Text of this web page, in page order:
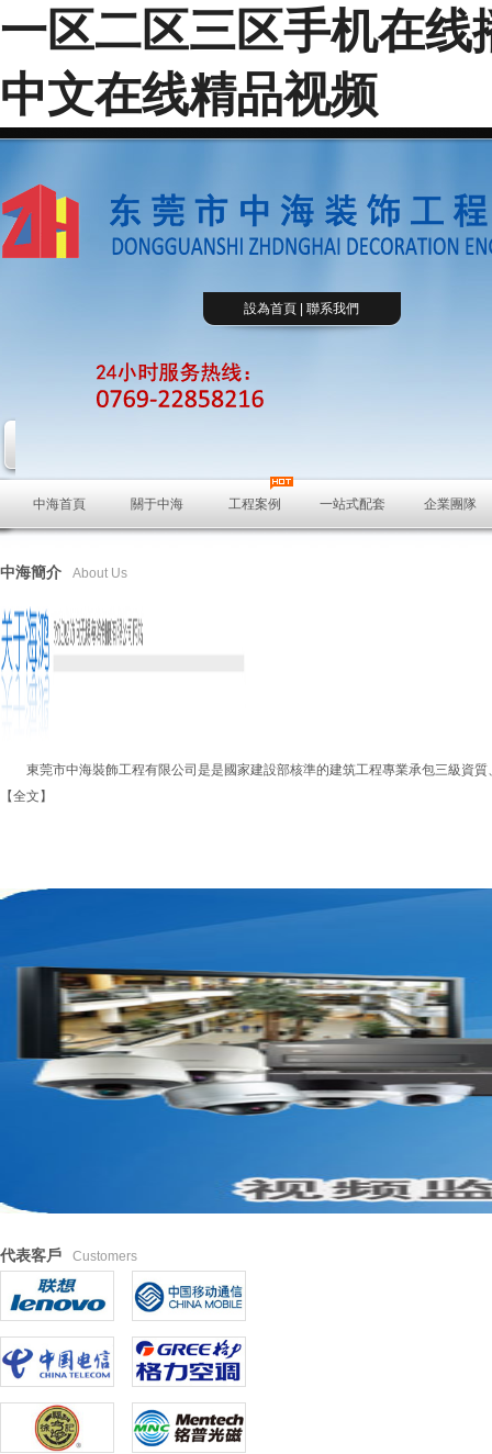
一区二区三区手机在
中文在线精品视频
設為首頁 | 聯系我們
中海首頁 關于中海 工程案例 一站式配套 企業團隊
中海簡介 About Us
東莞市中海裝飾工程有限公司是是國家建設部核準的建筑工程專業承包三級資質
【全文】
代表客戶 Customers